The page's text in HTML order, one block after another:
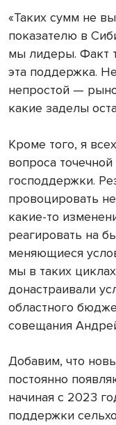
«Таких сумм не
показателю в
мы лидеры. Факт
эта поддержка.
непростой —
какие заделы
Кроме того, я
вопроса
господдержки.
провоцировать
какие-то
реагировать на
меняющиеся
мы в таких
донастраивали
областного
совещания
Добавим, что
постоянно
начиная с 2023
поддержки